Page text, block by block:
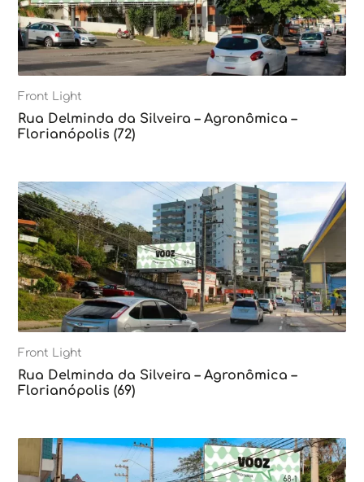
Front Light
Rua Delminda da Silveira – Agronômica –
Florianópolis (72)
Front Light
Rua Delminda da Silveira – Agronômica –
Florianópolis (69)